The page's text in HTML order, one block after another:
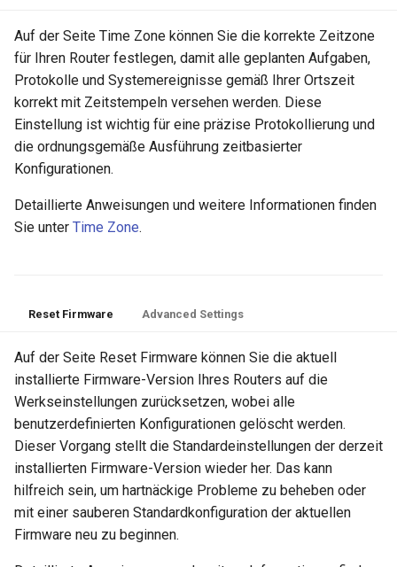
Auf der Seite Time Zone können Sie die korrekte Zeitzone
für Ihren Router festlegen, damit alle geplanten Aufgaben,
Protokolle und Systemereignisse gemäß Ihrer Ortszeit
korrekt mit Zeitstempeln versehen werden. Diese
Einstellung ist wichtig für eine präzise Protokollierung und
die ordnungsgemäße Ausführung zeitbasierter
Konfigurationen.
Detaillierte Anweisungen und weitere Informationen finden
Sie unter Time Zone.
Reset Firmware Advanced Settings
Auf der Seite Reset Firmware können Sie die aktuell
installierte Firmware-Version Ihres Routers auf die
Werkseinstellungen zurücksetzen, wobei alle
benutzerdefinierten Konfigurationen gelöscht werden.
Dieser Vorgang stellt die Standardeinstellungen der derzeit
installierten Firmware-Version wieder her. Das kann
hilfreich sein, um hartnäckige Probleme zu beheben oder
mit einer sauberen Standardkonfiguration der aktuellen
Firmware neu zu beginnen.